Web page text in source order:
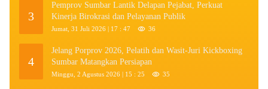
3
Pemprov Sumbar Lantik Delapan Pejabat, Perkuat
Kinerja Birokrasi dan Pelayanan Publik
Jumat, 31 Juli 2026 | 17 : 47 36
4
Jelang Porprov 2026, Pelatih dan Wasit-Juri Kickboxing
Sumbar Matangkan Persiapan
Minggu, 2 Agustus 2026 | 15 : 25 35